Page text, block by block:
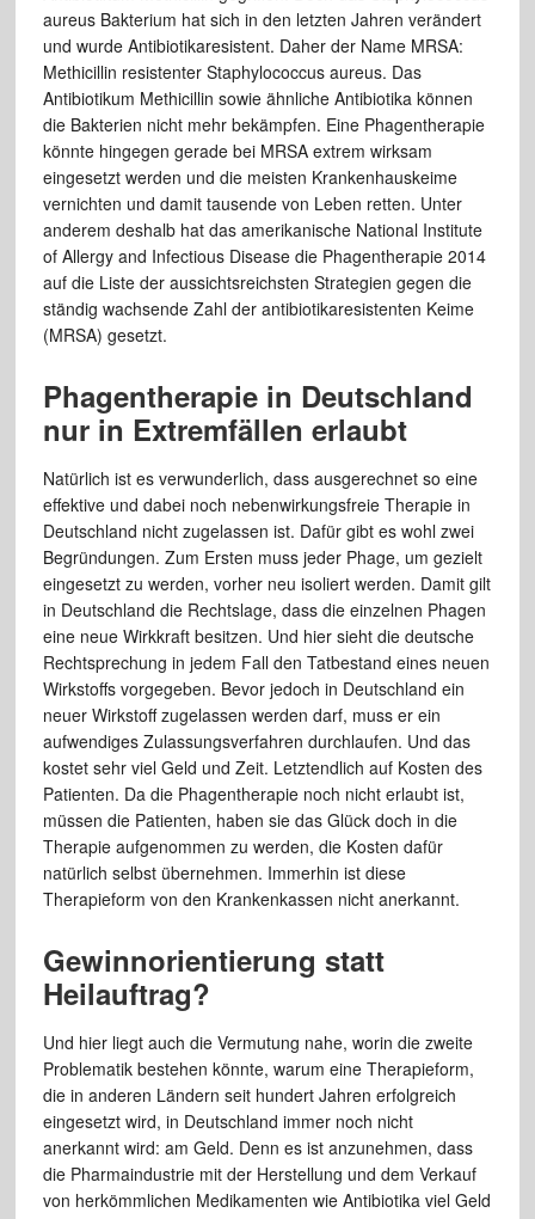
aureus Bakterium hat sich in den letzten Jahren verändert
und wurde Antibiotikaresistent. Daher der Name MRSA:
Methicillin resistenter Staphylococcus aureus. Das
Antibiotikum Methicillin sowie ähnliche Antibiotika können
die Bakterien nicht mehr bekämpfen. Eine Phagentherapie
könnte hingegen gerade bei MRSA extrem wirksam
eingesetzt werden und die meisten Krankenhauskeime
vernichten und damit tausende von Leben retten. Unter
anderem deshalb hat das amerikanische National Institute
of Allergy and Infectious Disease die Phagentherapie 2014
auf die Liste der aussichtsreichsten Strategien gegen die
ständig wachsende Zahl der antibiotikaresistenten Keime
(MRSA) gesetzt.
Phagentherapie in Deutschland
nur in Extremfällen erlaubt
Natürlich ist es verwunderlich, dass ausgerechnet so eine
effektive und dabei noch nebenwirkungsfreie Therapie in
Deutschland nicht zugelassen ist. Dafür gibt es wohl zwei
Begründungen. Zum Ersten muss jeder Phage, um gezielt
eingesetzt zu werden, vorher neu isoliert werden. Damit gilt
in Deutschland die Rechtslage, dass die einzelnen Phagen
eine neue Wirkkraft besitzen. Und hier sieht die deutsche
Rechtsprechung in jedem Fall den Tatbestand eines neuen
Wirkstoffs vorgegeben. Bevor jedoch in Deutschland ein
neuer Wirkstoff zugelassen werden darf, muss er ein
aufwendiges Zulassungsverfahren durchlaufen. Und das
kostet sehr viel Geld und Zeit. Letztendlich auf Kosten des
Patienten. Da die Phagentherapie noch nicht erlaubt ist,
müssen die Patienten, haben sie das Glück doch in die
Therapie aufgenommen zu werden, die Kosten dafür
natürlich selbst übernehmen. Immerhin ist diese
Therapieform von den Krankenkassen nicht anerkannt.
Gewinnorientierung statt
Heilauftrag?
Und hier liegt auch die Vermutung nahe, worin die zweite
Problematik bestehen könnte, warum eine Therapieform,
die in anderen Ländern seit hundert Jahren erfolgreich
eingesetzt wird, in Deutschland immer noch nicht
anerkannt wird: am Geld. Denn es ist anzunehmen, dass
die Pharmaindustrie mit der Herstellung und dem Verkauf
von herkömmlichen Medikamenten wie Antibiotika viel Geld